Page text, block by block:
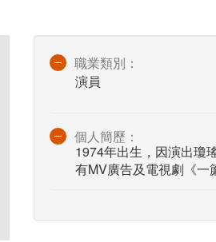
職業類別：
演員
個人簡歷：
1974年出生，因演出瓊
有MV廣告及電視劇《一